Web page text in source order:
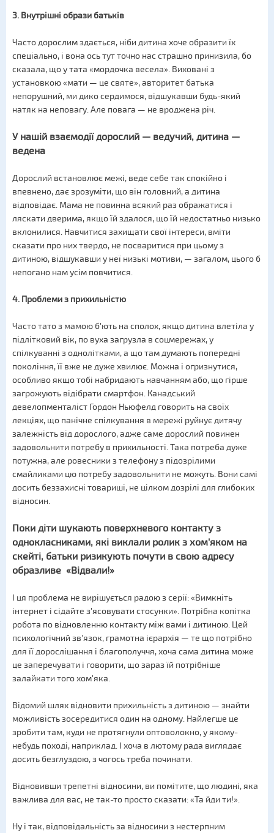
3. Внутрішні образи батьків
Часто дорослим здається, ніби дитина хоче образити їх
спеціально, і вона ось тут точно нас страшно принизила, бо
сказала, що у тата «мордочка весела». Виховані з
установкою «мати — це святе», авторитет батька
непорушний, ми дико сердимося, відшукавши будь-який
натяк на неповагу. Але повага — не вроджена річ.
У нашій взаємодії дорослий — ведучий, дитина —
ведена
Дорослий встановлює межі, веде себе так спокійно і
впевнено, дає зрозуміти, що він головний, а дитина
відповідає. Мама не повинна всякий раз ображатися і
ляскати дверима, якщо їй здалося, що їй недостатньо низько
вклонилися. Навчитися захищати свої інтереси, вміти
сказати про них твердо, не посваритися при цьому з
дитиною, відшукавши у неї низькі мотиви, — загалом, цього б
непогано нам усім повчитися.
4. Проблеми з прихильністю
Часто тато з мамою б'ють на сполох, якщо дитина влетіла у
підлітковий вік, по вуха загрузла в соцмережах, у
спілкуванні з однолітками, а що там думають попередні
покоління, її вже не дуже хвилює. Можна і огризнутися,
особливо якщо тобі набридають навчанням або, що гірше
загрожують відібрати смартфон. Канадський
девелопменталіст Гордон Ньюфелд говорить на своїх
лекціях, що панічне спілкування в мережі руйнує дитячу
залежність від дорослого, адже саме дорослий повинен
задовольнити потребу в прихильності. Така потреба дуже
потужна, але ровесники з телефону з підозрілими
смайликами цю потребу задовольнити не можуть. Вони самі
досить беззахисні товариші, не цілком дозрілі для глибоких
відносин.
Поки діти шукають поверхневого контакту з
однокласниками, які виклали ролик з хом'яком на
скейті, батьки ризикують почути в свою адресу
образливе «Відвали!»
І ця проблема не вирішується радою з серії: «Вимкніть
інтернет і сідайте з'ясовувати стосунки». Потрібна копітка
робота по відновленню контакту між вами і дитиною. Цей
психологічний зв'язок, грамотна ієрархія — те що потрібно
для її дорослішання і благополуччя, хоча сама дитина може
це заперечувати і говорити, що зараз їй потрібніше
залайкати того хом'яка.
Відомий шлях відновити прихильність з дитиною — знайти
можливість зосередитися один на одному. Найлегше це
зробити там, куди не протягнули оптоволокно, у якому-
небудь поході, наприклад. І хоча в лютому рада виглядає
досить безглуздою, з чогось треба починати.
Відновивши трепетні відносини, ви помітите, що людині, яка
важлива для вас, не так-то просто сказати: «Та йди ти!».
Ну і так, відповідальність за відносини з нестерпним